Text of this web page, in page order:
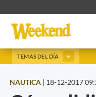
TEMAS DEL DÍA
NAUTICA | 18-12-2017